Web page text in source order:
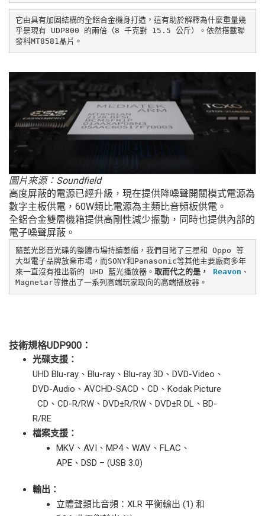
它由具有加固結構的全鋁合金機身打造，這有助於解釋為什麼重量幾
乎是現有 UDP800 的兩倍（8 千克對 15.5 公斤）。依然搭載聯
發科MT8581晶片。
圖片來源：Soundfield
高度屏蔽的電源已經升級，現在提供降噪聲開關模式電源為
數字主板供電，60W類比電源為主類比音頻板供電。
全鋁合金雙層機箱提供高剛性減少振動，同時也提供內部的
電子噪聲屏蔽。
隨藍光影音光碟的整體市場持續萎縮，我們目睹了三星和 Oppo 等
大型電子品牌放棄市場，而SONY和Panasonic等其他主要廠商多年
來一直沒有推出新的 UHD 藍光播放器。 取而代之的是， Reavon 、
Magnetar等推出了一系列高端玩家取向的高端播放器。
技術規格UDP900：
光碟支援：
UHD Blu-ray、Blu-ray、Blu-ray 3D、DVD-Video、
DVD-Audio、AVCHD-SACD、CD、Kodak Picture
CD、CD-R/RW、DVD±R/RW、DVD±R DL、BD-
R/RE
檔案支援：
MKV、AVI、MP4、WAV、FLAC、
APE、DSD – (USB 3.0)
輸出：
立體聲類比音頻：XLR 平衡輸出 (1) 和